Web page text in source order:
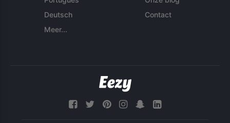
Deutsch
Meer...
Contact